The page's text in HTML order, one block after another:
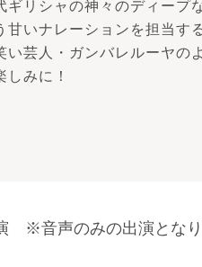
ギリシャの神々のディープ
甘いナレーションを担当す
い芸人・ガンバレルーヤの
しみに！
※音声のみの出演とな